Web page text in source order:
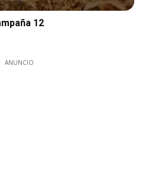
12
ANUNCIO